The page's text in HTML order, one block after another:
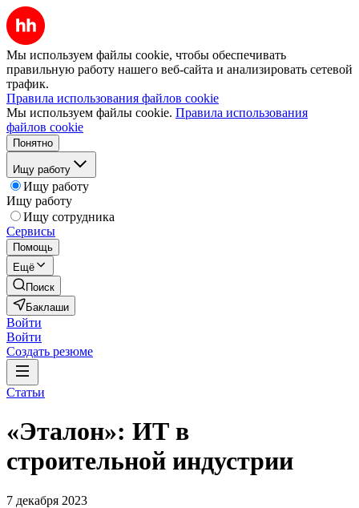
Мы используем файлы cookie, чтобы обеспечивать
правильную работу нашего веб-сайта и анализировать сетевой
трафик.
Правила использования файлов cookie
Мы используем файлы cookie. Правила использования
файлов cookie
Понятно
Ищу работу
Ищу работу
Ищу работу
Ищу сотрудника
Сервисы
Помощь
Ещё
Поиск
Баклаши
Войти
Войти
Создать резюме
Статьи
«Эталон»: ИТ в
строительной индустрии
7 декабря 2023